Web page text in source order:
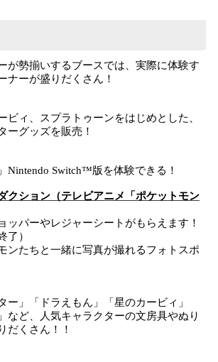
が勢揃いするブースでは、実際に体験す
ナーが盛りだくさん！
ビィ、スプラトゥーンをはじめとした、
ーグッズを販売！
Nintendo Switch™版を体験できる！
クション（テレビアニメ「ポケットモン
ッパーやレジャーシートがもらえます！
了）
ンたちと一緒に写真が撮れるフォトスポ
ー」「ドラえもん」「星のカービィ」
など、人気キャラクターの文房具やぬり
だくさん！！